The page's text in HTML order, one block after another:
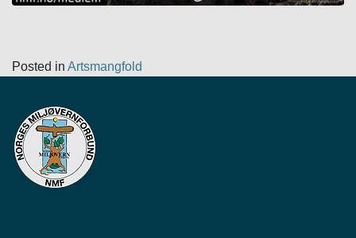
Posted in Artsmangfold